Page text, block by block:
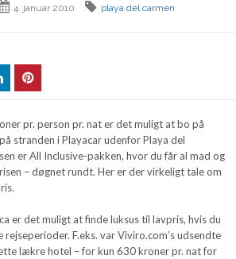
4. januar 2010 playa del carmen
pr. person pr. nat er det muligt at bo på
stranden i Playacar udenfor Playa del
er All Inclusive-pakken, hvor du får al mad og
– døgnet rundt. Her er der virkeligt tale om
er det muligt at finde luksus til lavpris, hvis du
F.eks. var Viviro.com’s udsendte
lækre hotel – for kun 630 kroner pr. nat for